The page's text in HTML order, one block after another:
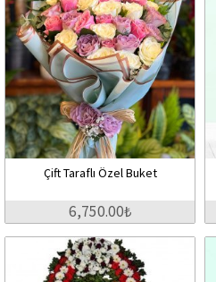
Çift Taraflı Özel Buket
6,750.00₺